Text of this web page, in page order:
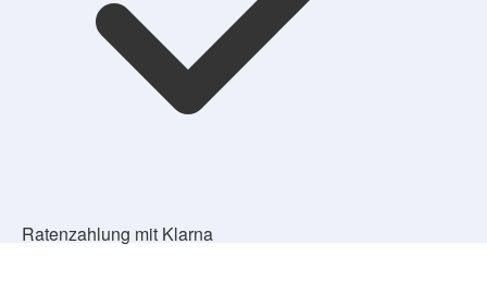
Ratenzahlung mit Klarna